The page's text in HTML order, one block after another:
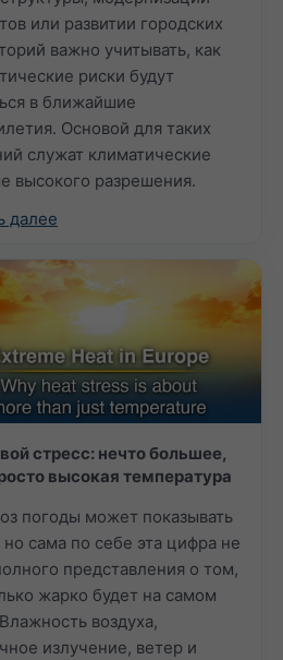
или развитии городских
важно учитывать, как
риски будут
в ближайшие
Основой для таких
служат климатические
высокого разрешения.
далее
стресс: нечто большее,
высокая температура
погоды может показывать
но сама по себе эта цифра не
представления о том,
жарко будет на самом
воздуха,
излучение, ветер и